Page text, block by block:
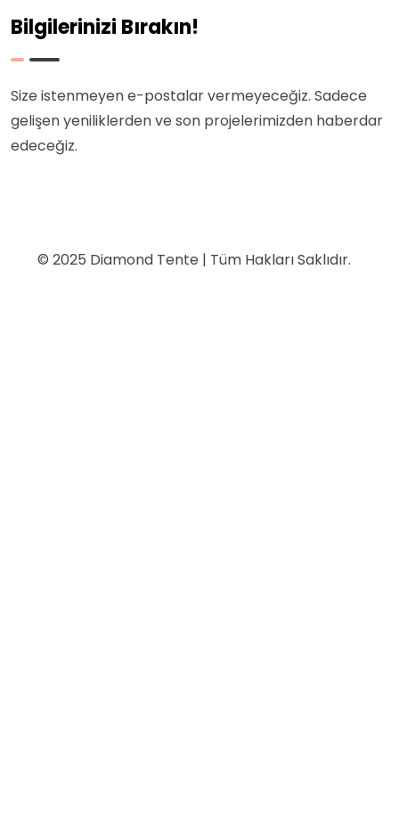
Bilgilerinizi Bırakın!
Size istenmeyen e-postalar vermeyeceğiz. Sadece
gelişen yeniliklerden ve son projelerimizden haberdar
edeceğiz.
© 2025 Diamond Tente | Tüm Hakları Saklıdır.